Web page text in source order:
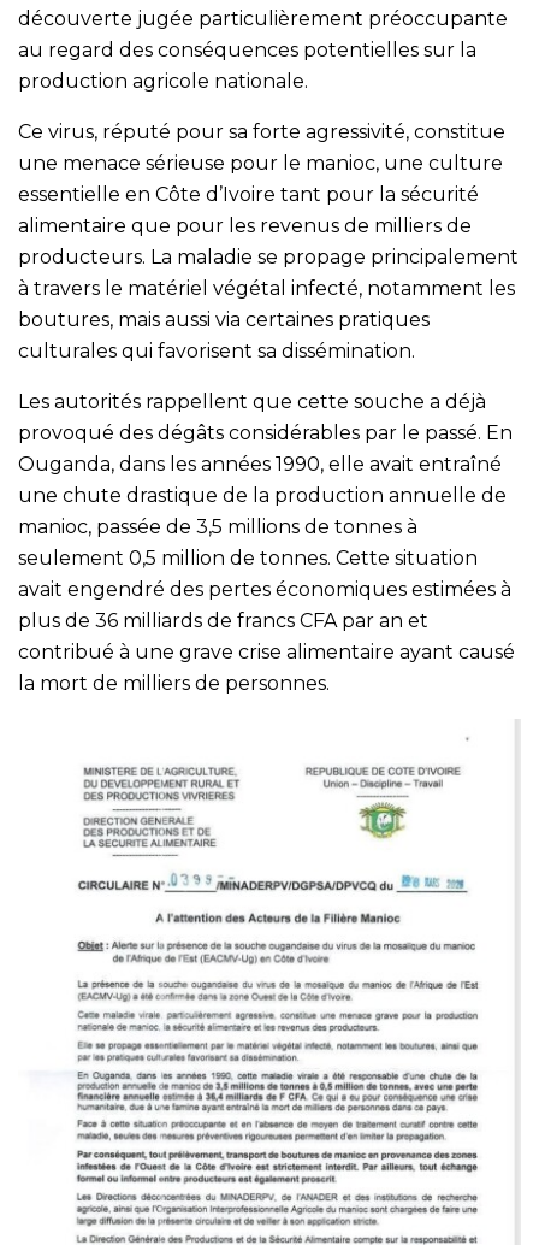
découverte jugée particulièrement préoccupante
au regard des conséquences potentielles sur la
production agricole nationale.
Ce virus, réputé pour sa forte agressivité, constitue
une menace sérieuse pour le manioc, une culture
essentielle en Côte d’Ivoire tant pour la sécurité
alimentaire que pour les revenus de milliers de
producteurs. La maladie se propage principalement
à travers le matériel végétal infecté, notamment les
boutures, mais aussi via certaines pratiques
culturales qui favorisent sa dissémination.
Les autorités rappellent que cette souche a déjà
provoqué des dégâts considérables par le passé. En
Ouganda, dans les années 1990, elle avait entraîné
une chute drastique de la production annuelle de
manioc, passée de 3,5 millions de tonnes à
seulement 0,5 million de tonnes. Cette situation
avait engendré des pertes économiques estimées à
plus de 36 milliards de francs CFA par an et
contribué à une grave crise alimentaire ayant causé
la mort de milliers de personnes.